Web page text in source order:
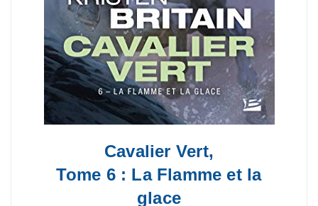
Cavalier Vert,
Tome 6 : La Flamme et la
glace